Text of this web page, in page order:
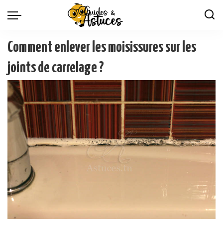
Comment enlever les moisissures sur les
joints de carrelage ?